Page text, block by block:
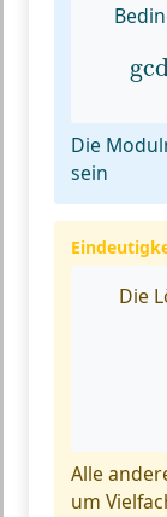
Die
sein
Die
Alle
um